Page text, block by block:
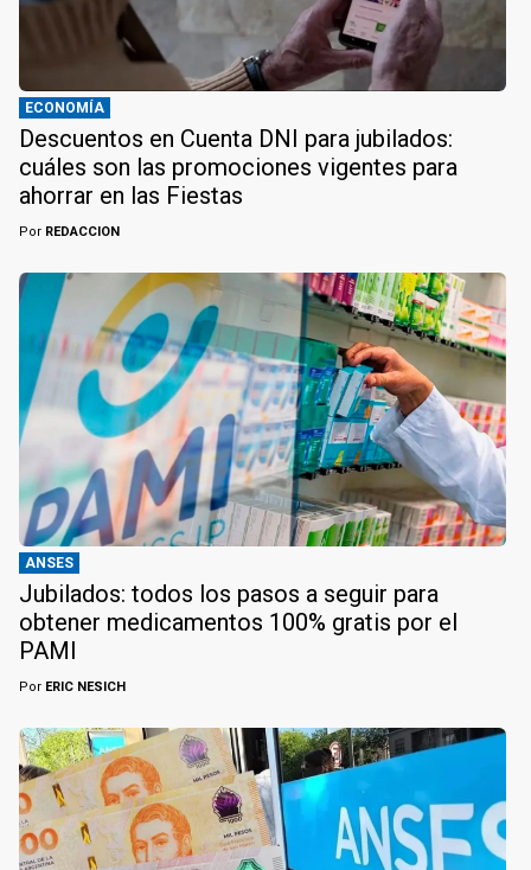
ECONOMÍA
Descuentos en Cuenta DNI para jubilados:
cuáles son las promociones vigentes para
ahorrar en las Fiestas
Por REDACCION
ANSES
Jubilados: todos los pasos a seguir para
obtener medicamentos 100% gratis por el
PAMI
Por ERIC NESICH